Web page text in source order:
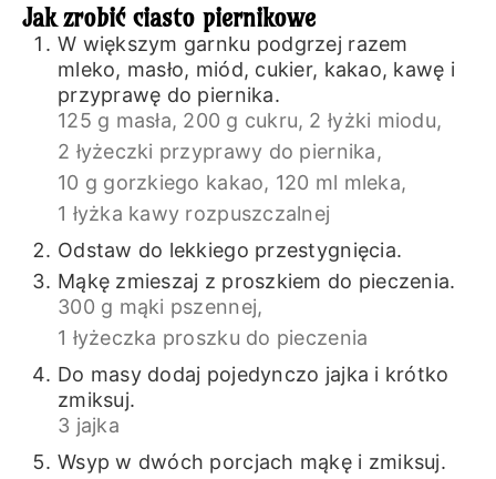
Jak zrobić ciasto piernikowe
W większym garnku podgrzej razem
mleko, masło, miód, cukier, kakao, kawę i
przyprawę do piernika.
125 g masła, 200 g cukru, 2 łyżki miodu,
2 łyżeczki przyprawy do piernika,
10 g gorzkiego kakao, 120 ml mleka,
1 łyżka kawy rozpuszczalnej
Odstaw do lekkiego przestygnięcia.
Mąkę zmieszaj z proszkiem do pieczenia.
300 g mąki pszennej,
1 łyżeczka proszku do pieczenia
Do masy dodaj pojedynczo jajka i krótko
zmiksuj.
3 jajka
Wsyp w dwóch porcjach mąkę i zmiksuj.